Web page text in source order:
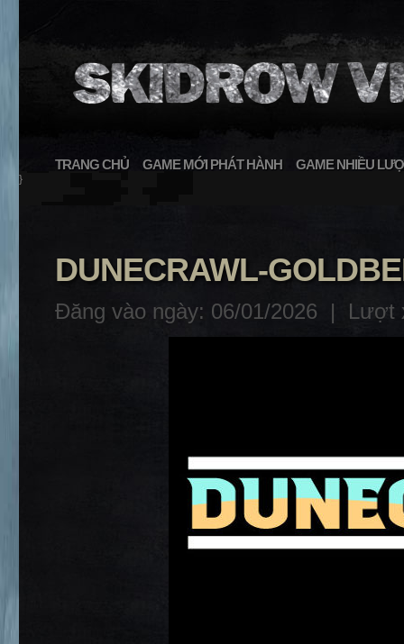
TRANG CHỦ GAME MỚI PHÁT HÀNH GAME NHIỀU
}
DUNECRAWL-
Đăng vào ngày: 06/01/2026 | Lượt